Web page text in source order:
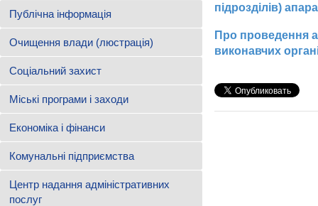
Публічна інформація
Очищення влади (люстрація)
Соціальний захист
Міські програми і заходи
Економіка і фінанси
Комунальні підприємства
Центр надання адміністративних
послуг
підрозділів)
Про проведення
виконавчих